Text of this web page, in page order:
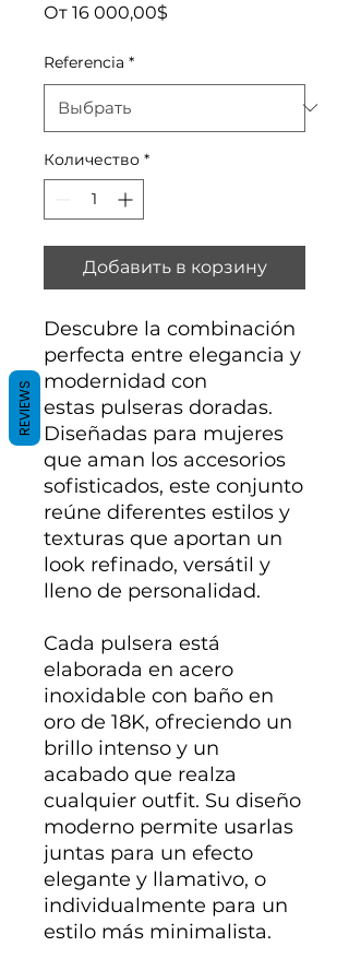
От 16 000,00$
Referencia *
Количество *
Добавить в корзину
Descubre la combinación
perfecta entre elegancia y
modernidad con
estas pulseras doradas.
Diseñadas para mujeres
que aman los accesorios
sofisticados, este conjunto
reúne diferentes estilos y
texturas que aportan un
look refinado, versátil y
lleno de personalidad.
Cada pulsera está
elaborada en acero
inoxidable con baño en
oro de 18K, ofreciendo un
brillo intenso y un
acabado que realza
cualquier outfit. Su diseño
moderno permite usarlas
juntas para un efecto
elegante y llamativo, o
individualmente para un
estilo más minimalista.
REVIEWS